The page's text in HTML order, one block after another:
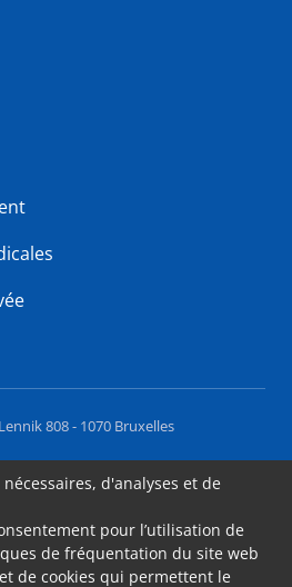
808 - 1070 Bruxelles
d'analyses et de
pour l’utilisation de
de fréquentation du site web
de cookies qui permettent le